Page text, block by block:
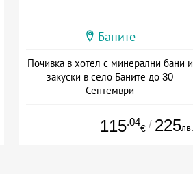
Баните
Почивка в хотел с минерални бани и
закуски в село Баните до 30
Септември
115.04
€ / 225лв.